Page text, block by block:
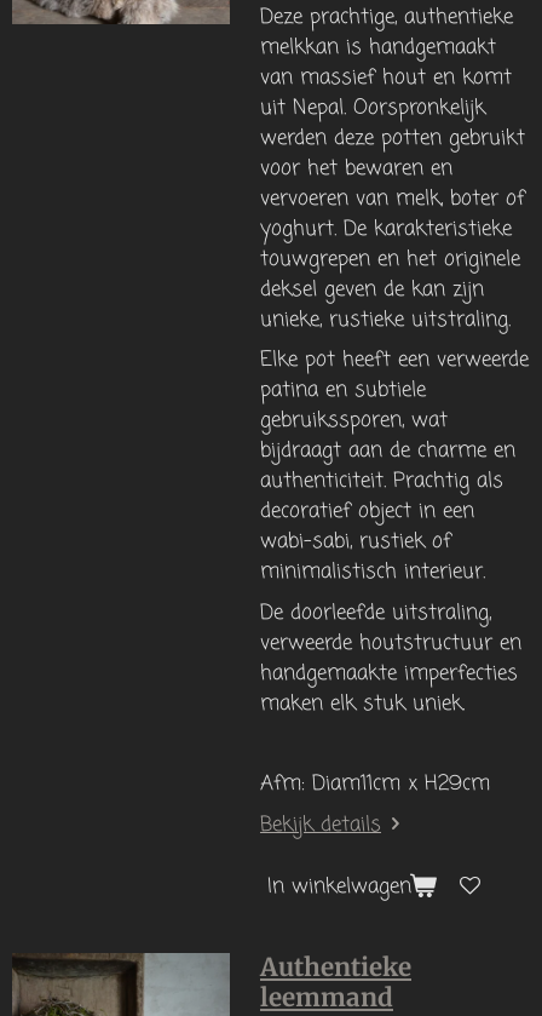
Deze prachtige, authentieke
melkkan is handgemaakt
van massief hout en komt
uit Nepal. Oorspronkelijk
werden deze potten gebruikt
voor het bewaren en
vervoeren van melk, boter of
yoghurt. De karakteristieke
touwgrepen en het originele
deksel geven de kan zijn
unieke, rustieke uitstraling.
Elke pot heeft een verweerde
patina en subtiele
gebruikssporen, wat
bijdraagt ​​aan de charme en
authenticiteit. Prachtig als
decoratief object in een
wabi-sabi, rustiek of
minimalistisch interieur.
De doorleefde uitstraling,
verweerde houtstructuur en
handgemaakte imperfecties
maken elk stuk uniek.
Afm: Diam11cm x H29cm
Bekijk details
In winkelwagen
Authentieke
leemmand